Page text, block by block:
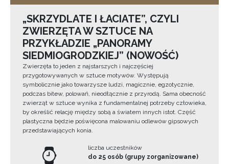
„SKRZYDLATE I ŁACIATE”, CZYLI
ZWIERZĘTA W SZTUCE NA
PRZYKŁADZIE „PANORAMY
SIEDMIOGRODZKIEJ” (NOWOŚĆ)
Zwierzęta to jeden z najstarszych i najczęściej
przygotowywanych w sztuce motywów. Występują
symbolicznie jako towarzysze ludzi, magicznie, egzotycznie,
podczas bitew, polowań, nieodłącznie z przyrodą. Sama obecność
zwierząt w sztuce wynika z fundamentalnej potrzeby człowieka,
by określić relację między sobą a światem innych istot. Część
plastyczna będzie poświęcona malowaniu odlewów gipsowych
przedstawiających konia.
liczba uczestników
do 25 osób (grupy zorganizowane)